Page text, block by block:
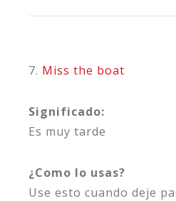
7. Miss the boat
Significado:
Es muy tarde
¿Como lo usas?
Use esto cuando deje